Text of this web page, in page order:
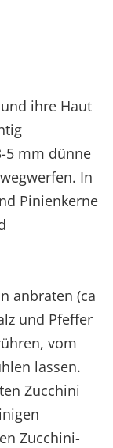
ihre Haut
5 mm dünne
In
Pinienkerne
anbraten (ca
und Pfeffer
vom
lassen.
Zucchini
Zucchini-